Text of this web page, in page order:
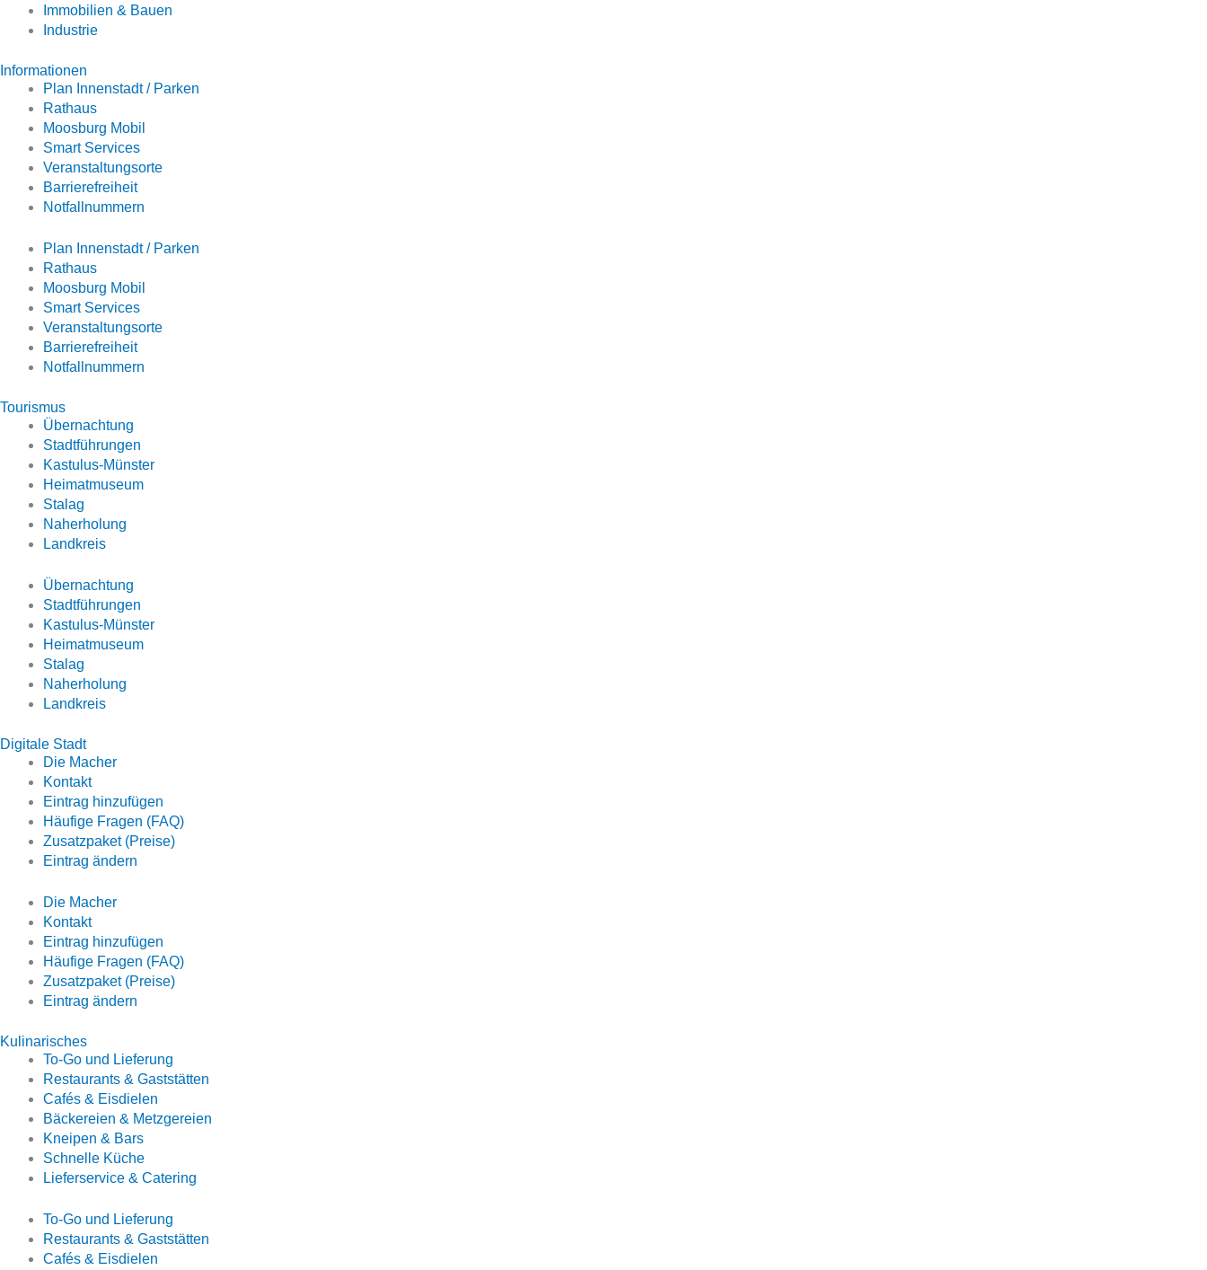
Immobilien & Bauen
Industrie
Informationen
Plan Innenstadt / Parken
Rathaus
Moosburg Mobil
Smart Services
Veranstaltungsorte
Barrierefreiheit
Notfallnummern
Plan Innenstadt / Parken
Rathaus
Moosburg Mobil
Smart Services
Veranstaltungsorte
Barrierefreiheit
Notfallnummern
Tourismus
Übernachtung
Stadtführungen
Kastulus-Münster
Heimatmuseum
Stalag
Naherholung
Landkreis
Übernachtung
Stadtführungen
Kastulus-Münster
Heimatmuseum
Stalag
Naherholung
Landkreis
Digitale Stadt
Die Macher
Kontakt
Eintrag hinzufügen
Häufige Fragen (FAQ)
Zusatzpaket (Preise)
Eintrag ändern
Die Macher
Kontakt
Eintrag hinzufügen
Häufige Fragen (FAQ)
Zusatzpaket (Preise)
Eintrag ändern
Kulinarisches
To-Go und Lieferung
Restaurants & Gaststätten
Cafés & Eisdielen
Bäckereien & Metzgereien
Kneipen & Bars
Schnelle Küche
Lieferservice & Catering
To-Go und Lieferung
Restaurants & Gaststätten
Cafés & Eisdielen